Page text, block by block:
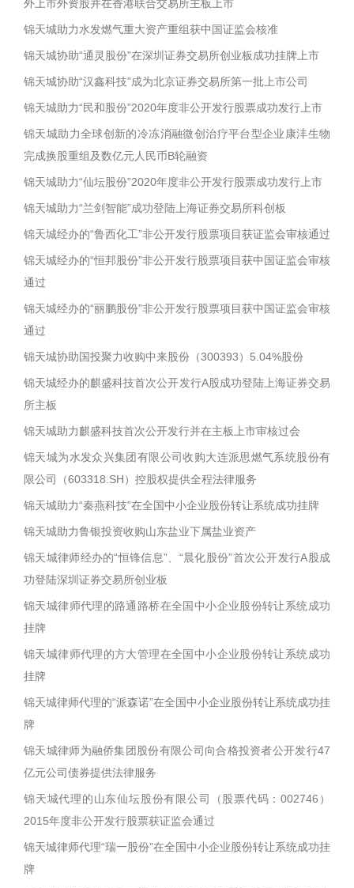
外上市外资股并在香港联合交易所主板上市
锦天城助力水发燃气重大资产重组获中国证监会核准
锦天城协助“通灵股份”在深圳证券交易所创业板成功挂牌上市
锦天城协助“汉鑫科技”成为北京证券交易所第一批上市公司
锦天城助力“民和股份”2020年度非公开发行股票成功发行上市
锦天城助力全球创新的冷冻消融微创治疗平台型企业康沣生物
完成换股重组及数亿元人民币B轮融资
锦天城助力“仙坛股份”2020年度非公开发行股票成功发行上市
锦天城助力“兰剑智能”成功登陆上海证券交易所科创板
锦天城经办的“鲁西化工”非公开发行股票项目获证监会审核通过
锦天城经办的“恒邦股份”非公开发行股票项目获中国证监会审核
通过
锦天城经办的“丽鹏股份”非公开发行股票项目获中国证监会审核
通过
锦天城协助国投聚力收购中来股份（300393）5.04%股份
锦天城经办的麒盛科技首次公开发行A股成功登陆上海证券交易
所主板
锦天城助力麒盛科技首次公开发行并在主板上市审核过会
锦天城为水发众兴集团有限公司收购大连派思燃气系统股份有
限公司（603318.SH）控股权提供全程法律服务
锦天城助力“秦燕科技”在全国中小企业股份转让系统成功挂牌
锦天城助力鲁银投资收购山东盐业下属盐业资产
锦天城律师经办的“恒锋信息”、“晨化股份”首次公开发行A股成
功登陆深圳证券交易所创业板
锦天城律师代理的路通路桥在全国中小企业股份转让系统成功
挂牌
锦天城律师代理的方大管理在全国中小企业股份转让系统成功
挂牌
锦天城律师代理的“派森诺”在全国中小企业股份转让系统成功挂
牌
锦天城律师为融侨集团股份有限公司向合格投资者公开发行47
亿元公司债券提供法律服务
锦天城代理的山东仙坛股份有限公司（股票代码：002746）
2015年度非公开发行股票获证监会通过
锦天城律师代理“瑞一股份”在全国中小企业股份转让系统成功挂
牌